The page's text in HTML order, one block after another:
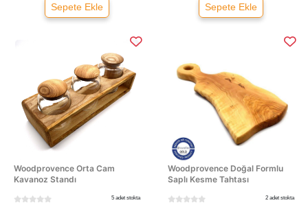
Sepete Ekle Sepete Ekle
Woodprovence Orta Cam
Kavanoz Standı
5 adet stokta
Woodprovence Doğal Formlu
Saplı Kesme Tahtası
2 adet stokta